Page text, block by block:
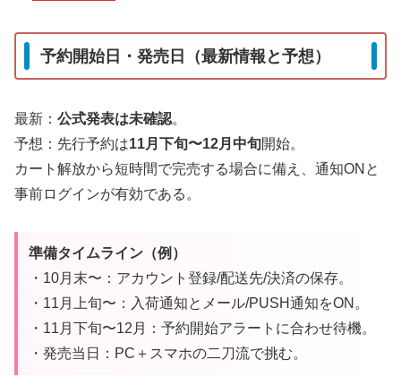
予約開始日・発売日（最新情報と予想）
最新： 公式発表は未確認。
予想：先行予約は11月下旬〜12月中旬開始。
カート解放から短時間で完売する場合に備え、通知ONと
事前ログインが有効である。
準備タイムライン（例）
・10月末〜：アカウント登録/配送先/決済の保存。
・11月上旬〜：入荷通知とメール/PUSH通知をON。
・11月下旬〜12月：予約開始アラートに合わせ待機。
・発売当日：PC＋スマホの二刀流で挑む。